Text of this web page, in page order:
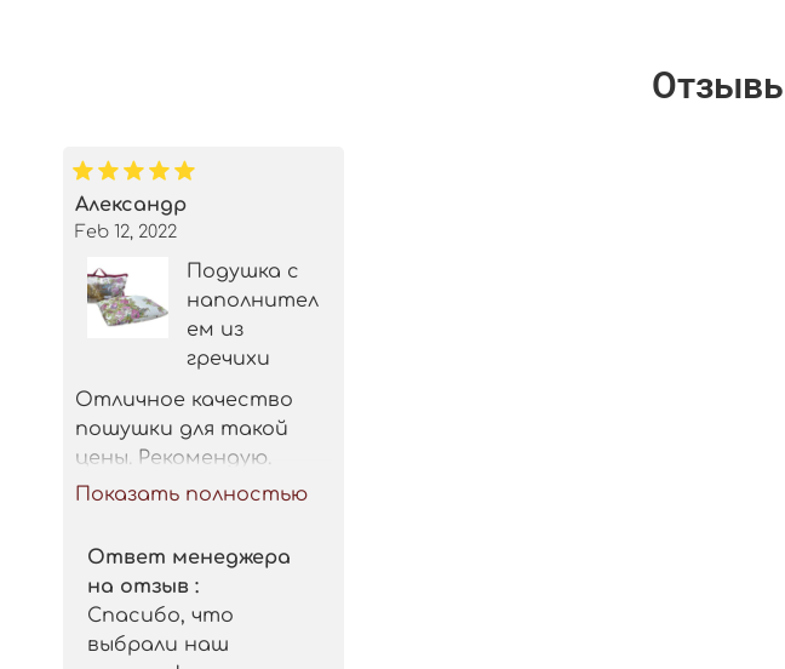
Александр
Feb 12, 2022
Подушка с
наполнител
ем из
гречихи
Отличное качество
пошушки для такой
цены. Рекомендую.
Показать полностью
Ответ менеджера
на отзыв :
Спасибо, что
выбрали наш